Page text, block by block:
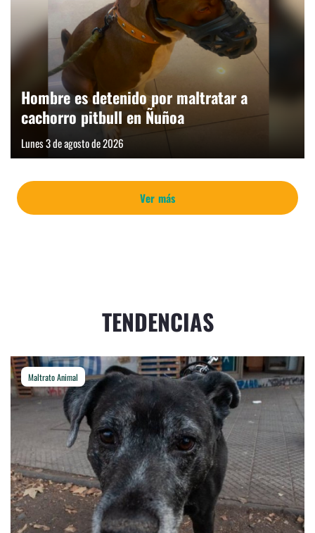
Ver más
Hombre es detenido por maltratar a
cachorro pitbull en Ñuñoa
Lunes 3 de agosto de 2026
TENDENCIAS
Maltrato Animal